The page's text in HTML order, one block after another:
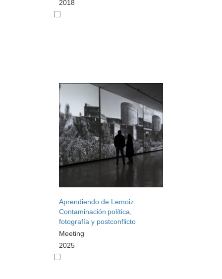
2018
Aprendiendo de Lemoiz.
Contaminación política,
fotografía y postconflicto
Meeting
2025